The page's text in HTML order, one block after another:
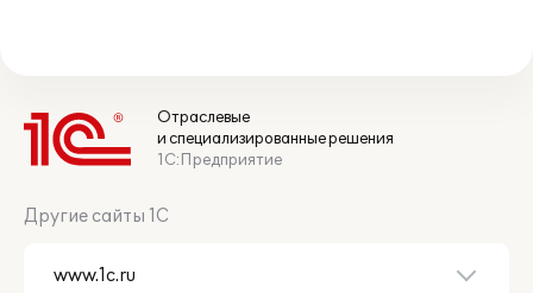
Отраслевые
и специализированные решения
1С:Предприятие
Другие сайты 1С